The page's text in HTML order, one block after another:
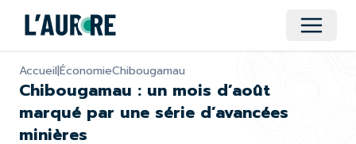
Ouvrir
Accueil|ÉconomieChibougamau
Chibougamau : un mois d’août
marqué par une série d’avancées
minières